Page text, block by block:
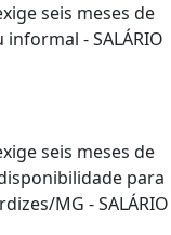
seis meses de
- SALÁRIO
seis meses de
para
MG - SALÁRIO